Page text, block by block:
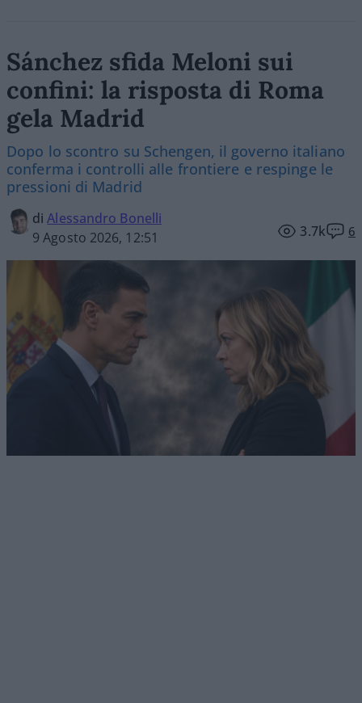
Sánchez sfida Meloni sui
confini: la risposta di Roma
gela Madrid
Dopo lo scontro su Schengen, il governo italiano
conferma i controlli alle frontiere e respinge le
pressioni di Madrid
diAlessandro Bonelli
9 Agosto 2026, 12:51
3.7k 6